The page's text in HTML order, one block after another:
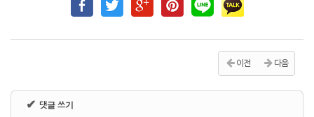
이전 다음
✔ 댓글 쓰기